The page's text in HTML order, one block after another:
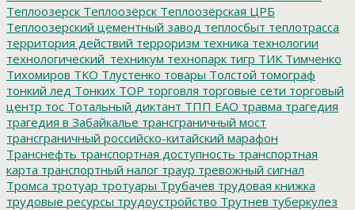
Теплоозерск Теплоозёрск Теплоозёрская ЦРБ
Теплоозерский цементный завод теплосбыт теплотрасса
территория действий терроризм техника технологии
технологический_техникум технопарк тигр ТИК Тимченко
Тихомиров ТКО Тлустенко товары Толстой томограф
тонкий лед Тонких ТОР торговля торговые сети торговый
центр тос Тотальный диктант ТПП ЕАО травма трагедия
трагедия в Забайкалье трансграничный мост
трансграничный российско-китайский марафон
Транснефть транспортная доступность транспортная
карта транспортный налог траур тревожный сигнал
Тромса тротуар тротуары Трубачев трудовая книжка
трудовые ресурсы трудоустройство Трутнев туберкулез